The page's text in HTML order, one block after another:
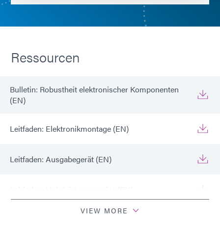
Ressourcen
Bulletin: Robustheit elektronischer Komponenten
(EN)
Leitfaden: Elektronikmontage (EN)
Leitfaden: Ausgabegerät (EN)
VIEW MORE